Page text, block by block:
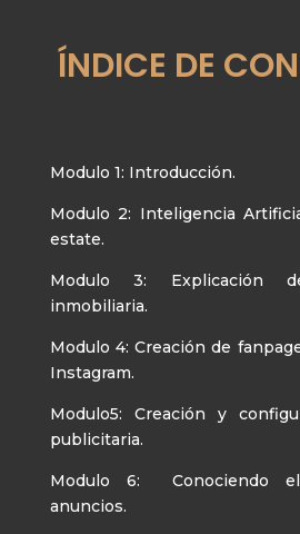
ÍNDICE DE
Modulo 1: Introducción.
Modulo 2: Inteligencia
estate.
Modulo 3: Explicación
inmobiliaria.
Modulo 4: Creación de
Instagram.
Modulo5: Creación y
publicitaria.
Modulo 6: Conociendo
anuncios.